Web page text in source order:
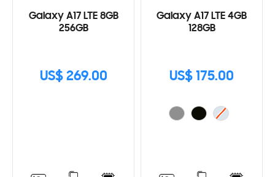
Galaxy A17 LTE 8GB
256GB
US$ 269.00
Galaxy A17 LTE 4GB
128GB
US$ 175.00